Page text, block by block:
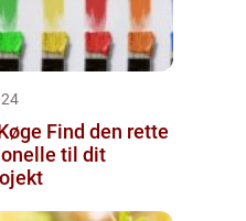
den rette
til dit